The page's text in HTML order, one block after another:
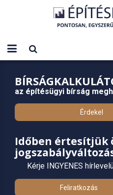
az építésügyi bírság
Érdekel
Időben értesítjük
Kérje INGYENES
Feliratkozás